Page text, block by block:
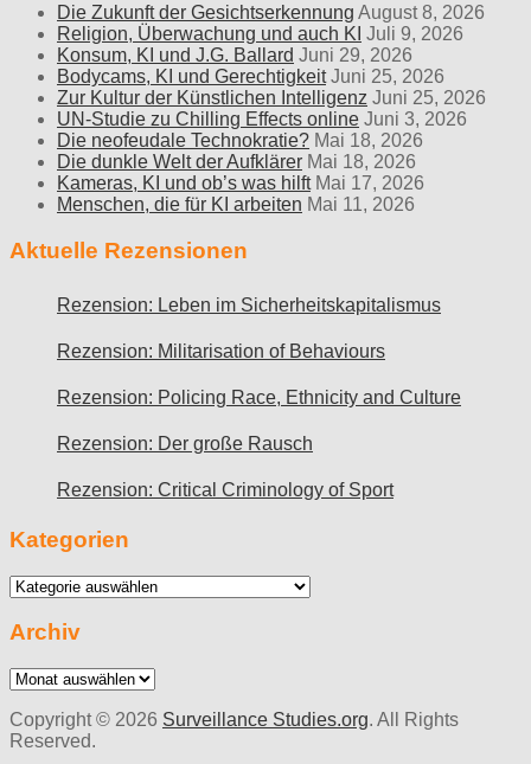
Die Zukunft der Gesichtserkennung August 8, 2026
Religion, Überwachung und auch KI Juli 9, 2026
Konsum, KI und J.G. Ballard Juni 29, 2026
Bodycams, KI und Gerechtigkeit Juni 25, 2026
Zur Kultur der Künstlichen Intelligenz Juni 25, 2026
UN-Studie zu Chilling Effects online Juni 3, 2026
Die neofeudale Technokratie? Mai 18, 2026
Die dunkle Welt der Aufklärer Mai 18, 2026
Kameras, KI und ob’s was hilft Mai 17, 2026
Menschen, die für KI arbeiten Mai 11, 2026
Aktuelle Rezensionen
Rezension: Leben im Sicherheitskapitalismus
Rezension: Militarisation of Behaviours
Rezension: Policing Race, Ethnicity and Culture
Rezension: Der große Rausch
Rezension: Critical Criminology of Sport
Kategorien
Kategorien
Archiv
Archiv
Copyright © 2026 Surveillance Studies.org. All Rights
Reserved.